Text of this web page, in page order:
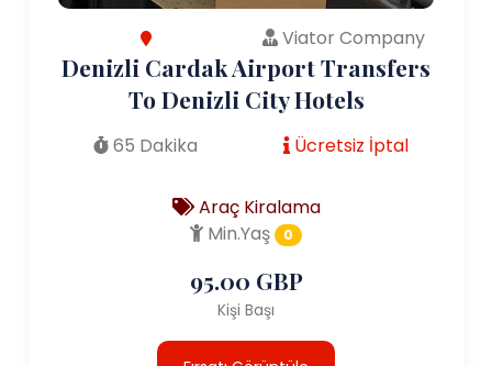
Viator Company
Denizli Cardak Airport Transfers
To Denizli City Hotels
65 Dakika Ücretsiz İptal
Araç Kiralama
Min.Yaş
0
95.00 GBP
Kişi Başı